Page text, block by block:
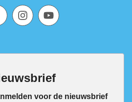
voor de nieuwsbrief